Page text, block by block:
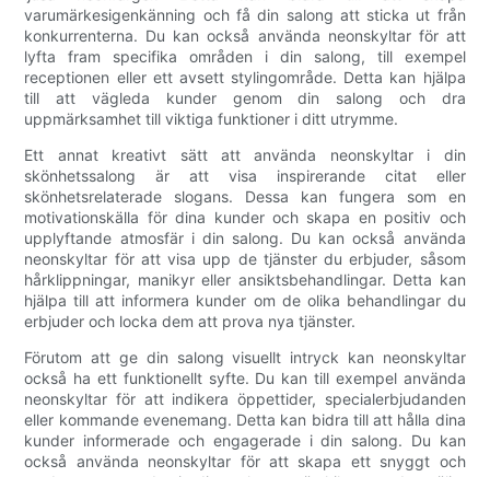
varumärkesigenkänning och få din salong att sticka ut från
konkurrenterna. Du kan också använda neonskyltar för att
lyfta fram specifika områden i din salong, till exempel
receptionen eller ett avsett stylingområde. Detta kan hjälpa
till att vägleda kunder genom din salong och dra
uppmärksamhet till viktiga funktioner i ditt utrymme.
Ett annat kreativt sätt att använda neonskyltar i din
skönhetssalong är att visa inspirerande citat eller
skönhetsrelaterade slogans. Dessa kan fungera som en
motivationskälla för dina kunder och skapa en positiv och
upplyftande atmosfär i din salong. Du kan också använda
neonskyltar för att visa upp de tjänster du erbjuder, såsom
hårklippningar, manikyr eller ansiktsbehandlingar. Detta kan
hjälpa till att informera kunder om de olika behandlingar du
erbjuder och locka dem att prova nya tjänster.
Förutom att ge din salong visuellt intryck kan neonskyltar
också ha ett funktionellt syfte. Du kan till exempel använda
neonskyltar för att indikera öppettider, specialerbjudanden
eller kommande evenemang. Detta kan bidra till att hålla dina
kunder informerade och engagerade i din salong. Du kan
också använda neonskyltar för att skapa ett snyggt och